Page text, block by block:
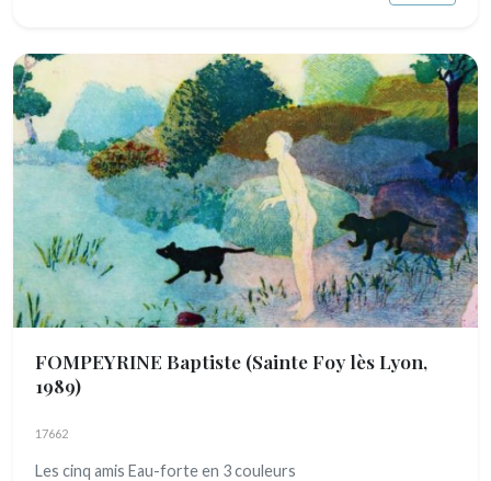
FOMPEYRINE Baptiste (Sainte Foy lès Lyon,
1989)
17662
Les cinq amis Eau-forte en 3 couleurs